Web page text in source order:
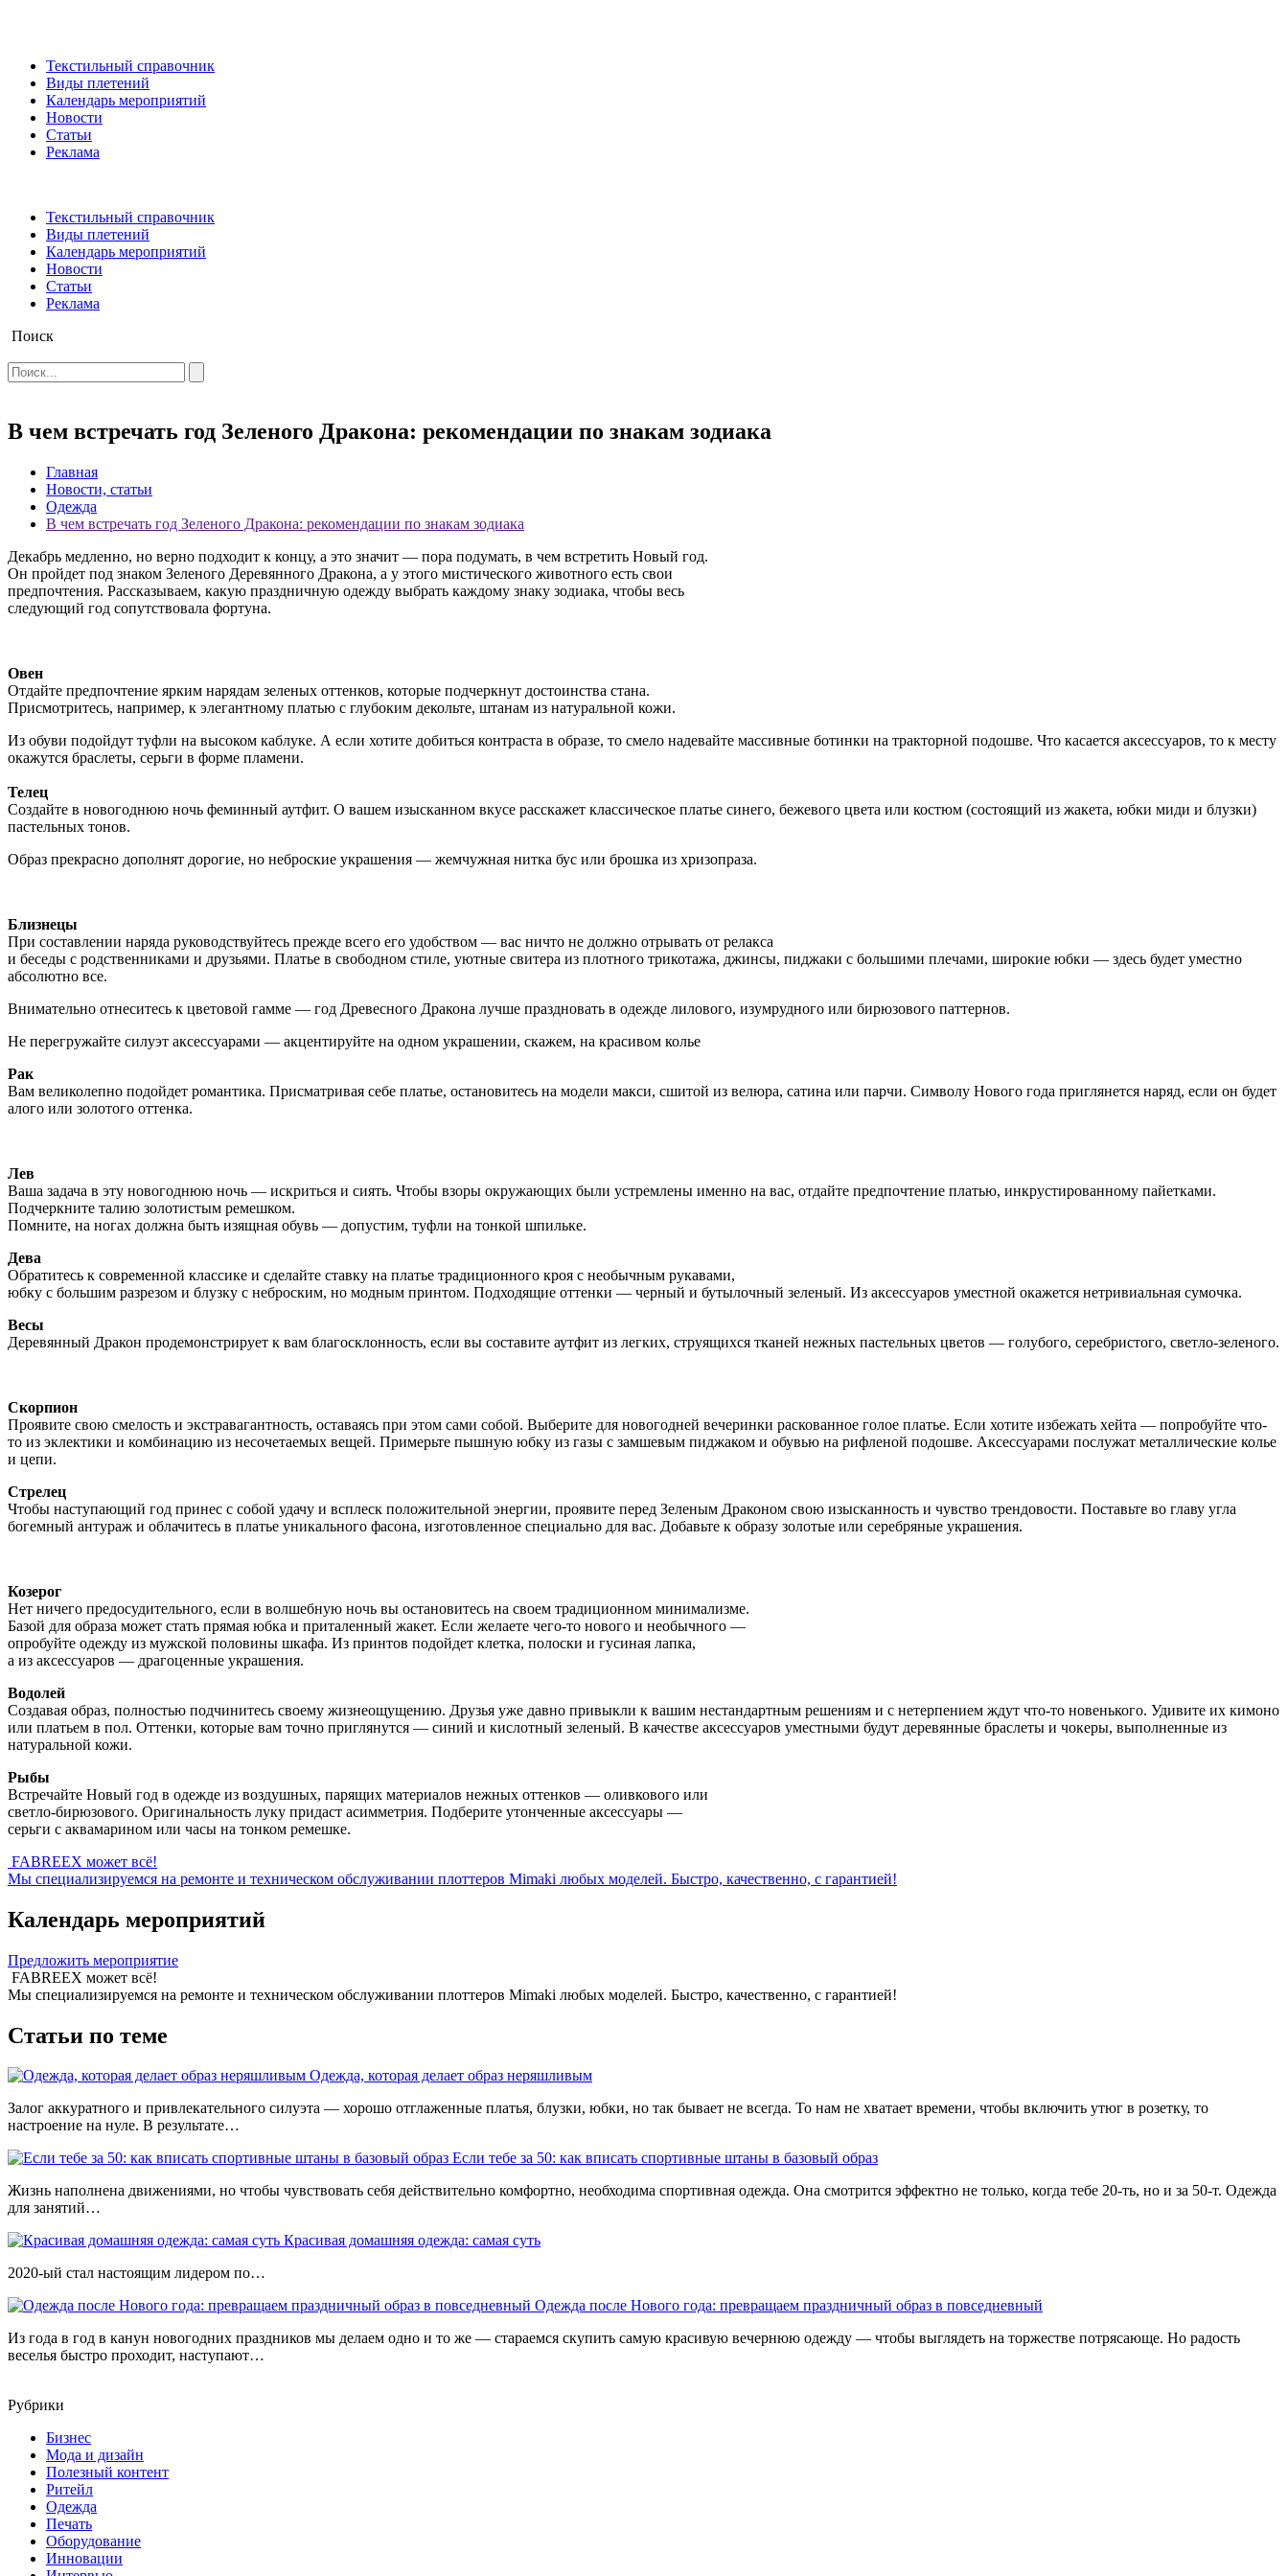
Текстильный справочник
Виды плетений
Календарь мероприятий
Новости
Статьи
Реклама
Текстильный справочник
Виды плетений
Календарь мероприятий
Новости
Статьи
Реклама
Поиск
В чем встречать год Зеленого Дракона: рекомендации по знакам зодиака
Главная
Новости, статьи
Одежда
В чем встречать год Зеленого Дракона: рекомендации по знакам зодиака
Декабрь медленно, но верно подходит к концу, а это значит — пора подумать, в чем встретить Новый год.
Он пройдет под знаком Зеленого Деревянного Дракона, а у этого мистического животного есть свои
предпочтения. Рассказываем, какую праздничную одежду выбрать каждому знаку зодиака, чтобы весь
следующий год сопутствовала фортуна.
Овен
Отдайте предпочтение ярким нарядам зеленых оттенков, которые подчеркнут достоинства стана.
Присмотритесь, например, к элегантному платью с глубоким декольте, штанам из натуральной кожи.
Из обуви подойдут туфли на высоком каблуке. А если хотите добиться контраста в образе, то смело надевайте массивные ботинки на тракторной подошве. Что касается аксессуаров, то к месту
окажутся браслеты, серьги в форме пламени.
Телец
Создайте в новогоднюю ночь феминный аутфит. О вашем изысканном вкусе расскажет классическое платье синего, бежевого цвета или костюм (состоящий из жакета, юбки миди и блузки)
пастельных тонов.
Образ прекрасно дополнят дорогие, но неброские украшения — жемчужная нитка бус или брошка из хризопраза.
Близнецы
При составлении наряда руководствуйтесь прежде всего его удобством — вас ничто не должно отрывать от релакса
и беседы с родственниками и друзьями. Платье в свободном стиле, уютные свитера из плотного трикотажа, джинсы, пиджаки с большими плечами, широкие юбки — здесь будет уместно
абсолютно все.
Внимательно отнеситесь к цветовой гамме — год Древесного Дракона лучше праздновать в одежде лилового, изумрудного или бирюзового паттернов.
Не перегружайте силуэт аксессуарами — акцентируйте на одном украшении, скажем, на красивом колье
Рак
Вам великолепно подойдет романтика. Присматривая себе платье, остановитесь на модели макси, сшитой из велюра, сатина или парчи. Символу Нового года приглянется наряд, если он будет
алого или золотого оттенка.
Лев
Ваша задача в эту новогоднюю ночь — искриться и сиять. Чтобы взоры окружающих были устремлены именно на вас, отдайте предпочтение платью, инкрустированному пайетками.
Подчеркните талию золотистым ремешком.
Помните, на ногах должна быть изящная обувь — допустим, туфли на тонкой шпильке.
Дева
Обратитесь к современной классике и сделайте ставку на платье традиционного кроя с необычным рукавами,
юбку с большим разрезом и блузку с неброским, но модным принтом. Подходящие оттенки — черный и бутылочный зеленый. Из аксессуаров уместной окажется нетривиальная сумочка.
Весы
Деревянный Дракон продемонстрирует к вам благосклонность, если вы составите аутфит из легких, струящихся тканей нежных пастельных цветов — голубого, серебристого, светло-зеленого.
Скорпион
Проявите свою смелость и экстравагантность, оставаясь при этом сами собой. Выберите для новогодней вечеринки раскованное голое платье. Если хотите избежать хейта — попробуйте что-
то из эклектики и комбинацию из несочетаемых вещей. Примерьте пышную юбку из газы с замшевым пиджаком и обувью на рифленой подошве. Аксессуарами послужат металлические колье
и цепи.
Стрелец
Чтобы наступающий год принес с собой удачу и всплеск положительной энергии, проявите перед Зеленым Драконом свою изысканность и чувство трендовости. Поставьте во главу угла
богемный антураж и облачитесь в платье уникального фасона, изготовленное специально для вас. Добавьте к образу золотые или серебряные украшения.
Козерог
Нет ничего предосудительного, если в волшебную ночь вы остановитесь на своем традиционном минимализме.
Базой для образа может стать прямая юбка и приталенный жакет. Если желаете чего-то нового и необычного —
опробуйте одежду из мужской половины шкафа. Из принтов подойдет клетка, полоски и гусиная лапка,
а из аксессуаров — драгоценные украшения.
Водолей
Создавая образ, полностью подчинитесь своему жизнеощущению. Друзья уже давно привыкли к вашим нестандартным решениям и с нетерпением ждут что-то новенького. Удивите их кимоно
или платьем в пол. Оттенки, которые вам точно приглянутся — синий и кислотный зеленый. В качестве аксессуаров уместными будут деревянные браслеты и чокеры, выполненные из
натуральной кожи.
Рыбы
Встречайте Новый год в одежде из воздушных, парящих материалов нежных оттенков — оливкового или
светло-бирюзового. Оригинальность луку придаст асимметрия. Подберите утонченные аксессуары —
серьги с аквамарином или часы на тонком ремешке.
FABREEX может всё!
Мы специализируемся на ремонте и техническом обслуживании плоттеров Mimaki любых моделей. Быстро, качественно, с гарантией!
Календарь мероприятий
Предложить мероприятие
FABREEX может всё!
Мы специализируемся на ремонте и техническом обслуживании плоттеров Mimaki любых моделей. Быстро, качественно, с гарантией!
Статьи по теме
Одежда, которая делает образ неряшливым
Залог аккуратного и привлекательного силуэта — хорошо отглаженные платья, блузки, юбки, но так бывает не всегда. То нам не хватает времени, чтобы включить утюг в розетку, то
настроение на нуле. В результате…
Если тебе за 50: как вписать спортивные штаны в базовый образ
Жизнь наполнена движениями, но чтобы чувствовать себя действительно комфортно, необходима спортивная одежда. Она смотрится эффектно не только, когда тебе 20-ть, но и за 50-т. Одежда
для занятий…
Красивая домашняя одежда: самая суть
2020-ый стал настоящим лидером по…
Одежда после Нового года: превращаем праздничный образ в повседневный
Из года в год в канун новогодних праздников мы делаем одно и то же — стараемся скупить самую красивую вечернюю одежду — чтобы выглядеть на торжестве потрясающе. Но радость
веселья быстро проходит, наступают…
Рубрики
Бизнес
Мода и дизайн
Полезный контент
Ритейл
Одежда
Печать
Оборудование
Инновации